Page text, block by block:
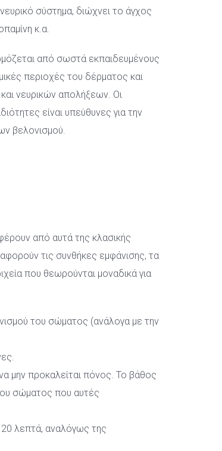
σύστημα, διώχνει το άγχος
κ.α.
από σωστά εκπαιδευμένους
περιοχές του δέρματος και
νευρικών απολήξεων. Οι
είναι υπεύθυνες για την
βελονισμού.
από αυτά της κλασικής
τις συνθήκες εμφάνισης, τα
που θεωρούνται μοναδικά για
του σώματος (ανάλογα με την
μην προκαλείται πόνος. Το βάθος
σώματος που αυτές
λεπτά, αναλόγως της